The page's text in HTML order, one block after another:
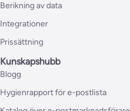
Berikning av data
Integrationer
Prissättning
Kunskapshubb
Blogg
Hygienrapport för e-postlista